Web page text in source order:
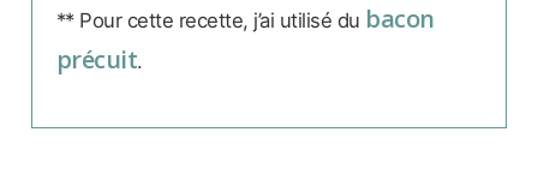
** Pour cette recette, j’ai utilisé du bacon
précuit.